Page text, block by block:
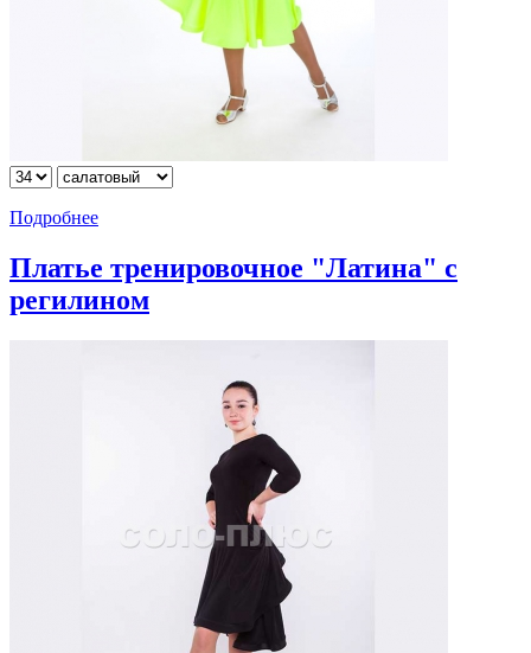
Подробнее
Платье тренировочное "Латина" с
регилином